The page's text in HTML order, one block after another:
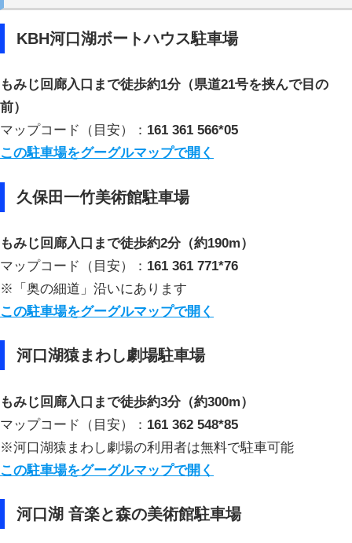
KBH河口湖ボートハウス駐車場
もみじ回廊入口まで徒歩約1分（県道21号を挟んで目の
前）
マップコード（目安）： 161 361 566*05
この駐車場をグーグルマップで開く
久保田一竹美術館駐車場
もみじ回廊入口まで徒歩約2分（約190m）
マップコード（目安）： 161 361 771*76
※「奥の細道」沿いにあります
この駐車場をグーグルマップで開く
河口湖猿まわし劇場駐車場
もみじ回廊入口まで徒歩約3分（約300m）
マップコード（目安）： 161 362 548*85
※河口湖猿まわし劇場の利用者は無料で駐車可能
この駐車場をグーグルマップで開く
河口湖 音楽と森の美術館駐車場